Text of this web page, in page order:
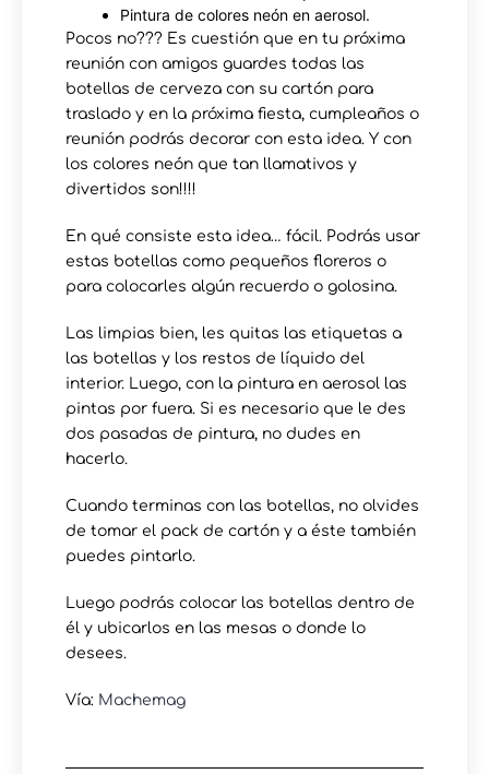
Pintura de colores neón en aerosol.
Pocos no??? Es cuestión que en tu próxima
reunión con amigos guardes todas las
botellas de cerveza con su cartón para
traslado y en la próxima fiesta, cumpleaños o
reunión podrás decorar con esta idea. Y con
los colores neón que tan llamativos y
divertidos son!!!!
En qué consiste esta idea… fácil. Podrás usar
estas botellas como pequeños floreros o
para colocarles algún recuerdo o golosina.
Las limpias bien, les quitas las etiquetas a
las botellas y los restos de líquido del
interior. Luego, con la pintura en aerosol las
pintas por fuera. Si es necesario que le des
dos pasadas de pintura, no dudes en
hacerlo.
Cuando terminas con las botellas, no olvides
de tomar el pack de cartón y a éste también
puedes pintarlo.
Luego podrás colocar las botellas dentro de
él y ubicarlos en las mesas o donde lo
desees.
Vía: Machemag